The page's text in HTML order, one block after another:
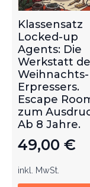
Klassensatz
Locked-up
Agents: Die
Werkstatt
Weihnachts-
Erpressers.
Escape
zum
Ab 8 Jahre.
49,00 €
inkl. MwSt.